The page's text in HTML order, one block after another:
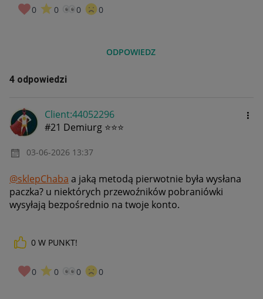
0 0 0 0
ODPOWIEDZ
4 odpowiedzi
Client:44052296
#21 Demiurg ⭐⭐⭐
‎03-06-2026 13:37
@sklepChaba a jaką metodą pierwotnie była wysłana
paczka? u niektórych przewoźników pobraniówki
wysyłają bezpośrednio na twoje konto.
0 W PUNKT!
0 0 0 0